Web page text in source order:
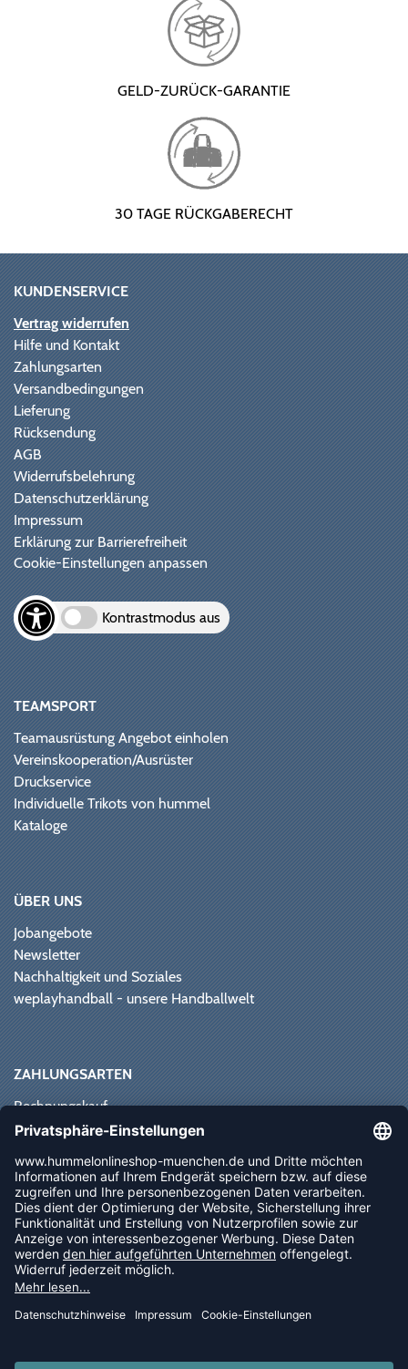
GELD-ZURÜCK-GARANTIE
30 TAGE RÜCKGABERECHT
KUNDENSERVICE
Vertrag widerrufen
Hilfe und Kontakt
Zahlungsarten
Versandbedingungen
Lieferung
Rücksendung
AGB
Widerrufsbelehrung
Datenschutzerklärung
Impressum
Erklärung zur Barrierefreiheit
Cookie-Einstellungen anpassen
Kontrastmodus aus
TEAMSPORT
Teamausrüstung Angebot einholen
Vereinskooperation/Ausrüster
Druckservice
Individuelle Trikots von hummel
Kataloge
ÜBER UNS
Jobangebote
Newsletter
Nachhaltigkeit und Soziales
weplayhandball - unsere Handballwelt
ZAHLUNGSARTEN
Rechnungskauf
Paypal
Vorkasse
Sofortüberweisung
NEWSLETTER